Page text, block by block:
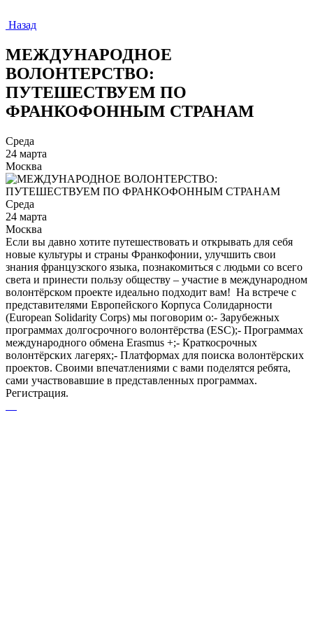
Назад
МЕЖДУНАРОДНОЕ
ВОЛОНТЕРСТВО:
ПУТЕШЕСТВУЕМ ПО
ФРАНКОФОННЫМ СТРАНАМ
Среда
24 марта
Москва
Среда
24 марта
Москва
Если вы давно хотите путешествовать и открывать для себя
новые культуры и страны Франкофонии, улучшить свои
знания французского языка, познакомиться с людьми со всего
света и принести пользу обществу – участие в международном
волонтёрском проекте идеально подходит вам! На встрече с
представителями Европейского Корпуса Солидарности
(European Solidarity Corps) мы поговорим о:- Зарубежных
программах долгосрочного волонтёрства (ESC);- Программах
международного обмена Erasmus +;- Краткосрочных
волонтёрских лагерях;- Платформах для поиска волонтёрских
проектов. Своими впечатлениями с вами поделятся ребята,
сами участвовавшие в представленных программах.
Регистрация.